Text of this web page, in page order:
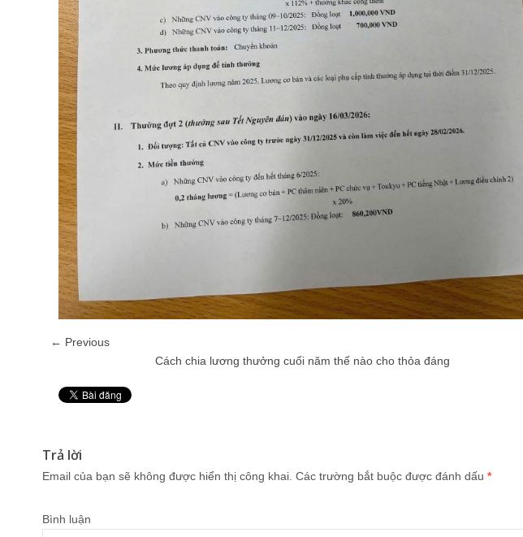
← Previous
Cách chia lương thưởng cuối năm thế nào cho thỏa đáng
Trả lời
Email của bạn sẽ không được hiển thị công khai. Các trường bắt buộc được đánh dấu *
Bình luận